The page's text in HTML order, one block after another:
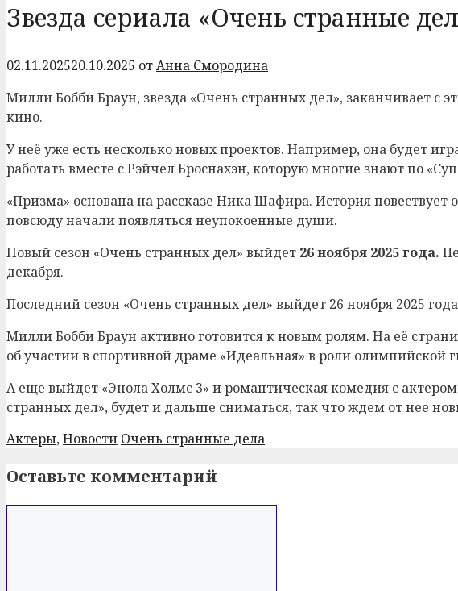
Звезда сериала «Очень странные
02.11.202520.10.2025 отАнна Смородина
Милли Бобби Браун, звезда «Очень странных дел», заканчивает с
кино.
У неё уже есть несколько новых проектов. Например, она будет
работать вместе с Рэйчел Броснахэн, которую многие знают по
«Призма» основана на рассказе Ника Шафира. История
повсюду начали появляться неупокоенные души.
Новый сезон «Очень странных дел» выйдет 26 ноября 2025 года.
декабря.
Последний сезон «Очень странных дел» выйдет 26 ноября 2025
Милли Бобби Браун активно готовится к новым ролям. На её
об участии в спортивной драме «Идеальная» в роли
А еще выйдет «Энола Холмс 3» и романтическая комедия с
странных дел», будет и дальше сниматься, так что ждем от нее
Рубрики
Актеры,Новости Метки
Очень странные дела
Оставьте комментарий